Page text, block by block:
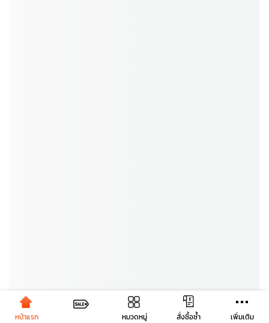
หน้าแรก หมวดหมู่ สั่งซื้อซ้ำ เพิ่มเติม